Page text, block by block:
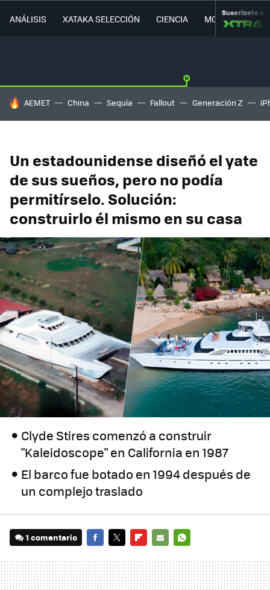
ANÁLISIS XATAKA SELECCIÓN CIENCIA MOVILIDAD
Suscríbete a
HOY SE HABLA DE
AEMET China Sequía Fallout Generación Z
Un estadounidense diseñó el yate
de sus sueños, pero no podía
permitírselo. Solución:
construirlo él mismo en su casa
Clyde Stires comenzó a construir
"Kaleidoscope" en California en 1987
El barco fue botado en 1994 después de
un complejo traslado
1 comentario
MAIL